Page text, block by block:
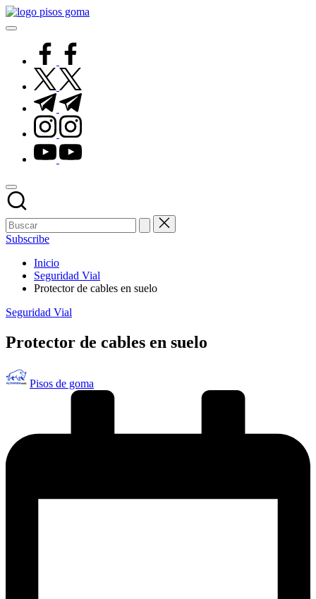
Saltar
al
facebook.com
twitter.com
t.me
instagram.com
youtube.com
Subscribe
Inicio
Seguridad Vial
Protector de cables en suelo
Publicado
Seguridad Vial
Protector de cables en suelo
Publicado
por
Pisos de goma